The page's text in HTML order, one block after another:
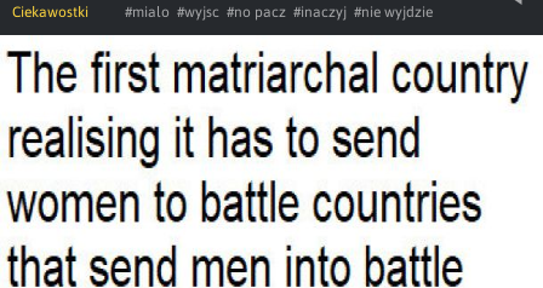
Ciekawostki #mialo #wyjsc #no pacz #inaczyj #nie wyjdzie